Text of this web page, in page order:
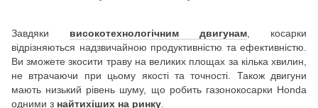
Завдяки високотехнологічним двигунам, косарки
відрізняються надзвичайною продуктивністю та ефективністю.
Ви зможете зкосити траву на великих площах за кілька хвилин,
не втрачаючи при цьому якості та точності. Також двигуни
мають низький рівень шуму, що робить газонокосарки Honda
одними з найтихіших на ринку.